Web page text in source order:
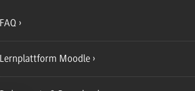
FAQ
Lernplattform Moodle